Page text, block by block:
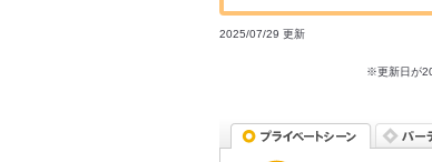
2025/07/29 更新
※更新日が